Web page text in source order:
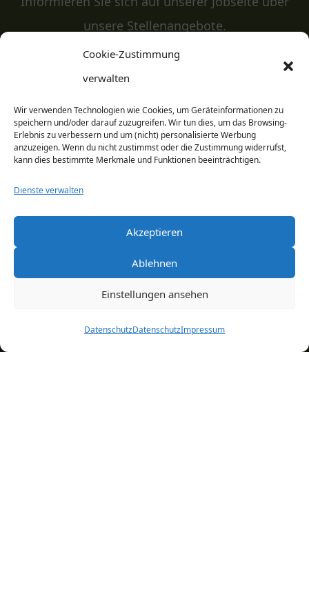
Cookie-Zustimmung
verwalten
Wir verwenden Technologien wie Cookies, um Geräteinformationen zu
speichern und/oder darauf zuzugreifen. Wir tun dies, um das Browsing-
Erlebnis zu verbessern und um (nicht) personalisierte Werbung
anzuzeigen. Wenn du nicht zustimmst oder die Zustimmung widerrufst,
kann dies bestimmte Merkmale und Funktionen beeinträchtigen.
Dienste verwalten
Akzeptieren
Ablehnen
Einstellungen ansehen
DatenschutzDatenschutzImpressum
unsere Stellenangebote.
Newsletter­
anmeldung
Melden Sie sich zu unserem Newsletter an,
um über Events und Aktionen im Saunapark